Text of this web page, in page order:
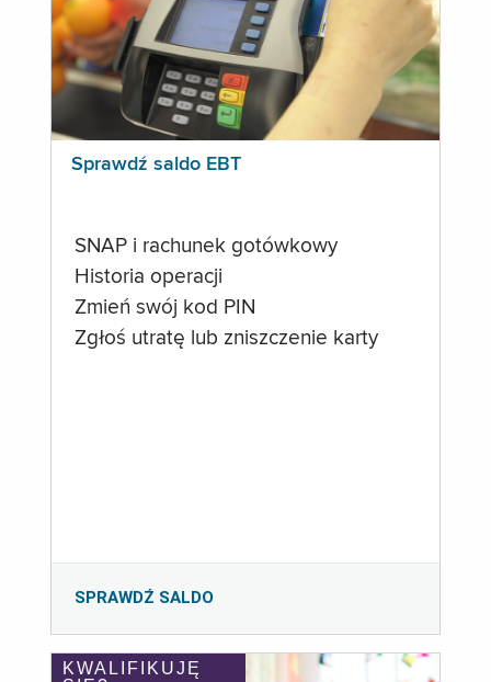
Sprawdź saldo EBT
SNAP i rachunek gotówkowy
Historia operacji
Zmień swój kod PIN
Zgłoś utratę lub zniszczenie karty
SPRAWDŹ SALDO
KWALIFIKUJĘ